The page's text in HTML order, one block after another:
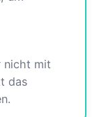
nicht mit
das